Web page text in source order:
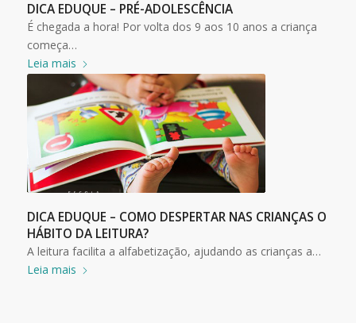
DICA EDUQUE – PRÉ-ADOLESCÊNCIA
É chegada a hora! Por volta dos 9 aos 10 anos a criança
começa…
Leia mais
DICA EDUQUE – COMO DESPERTAR NAS CRIANÇAS O
HÁBITO DA LEITURA?
A leitura facilita a alfabetização, ajudando as crianças a…
Leia mais